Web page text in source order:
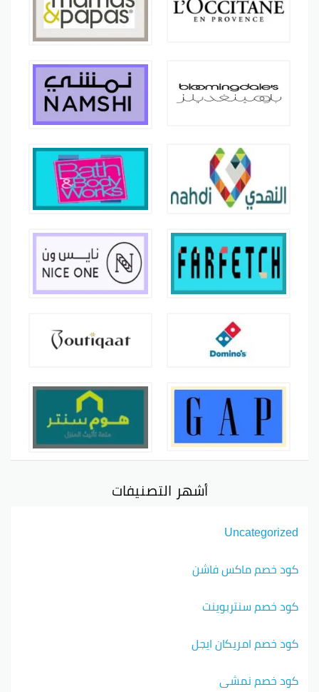
أشهر التصنيفات
Uncategorized
كود خصم ماكس فاشن
كود خصم سنتربوينت
كود خصم امريكان ايجل
كود خصم نمشي